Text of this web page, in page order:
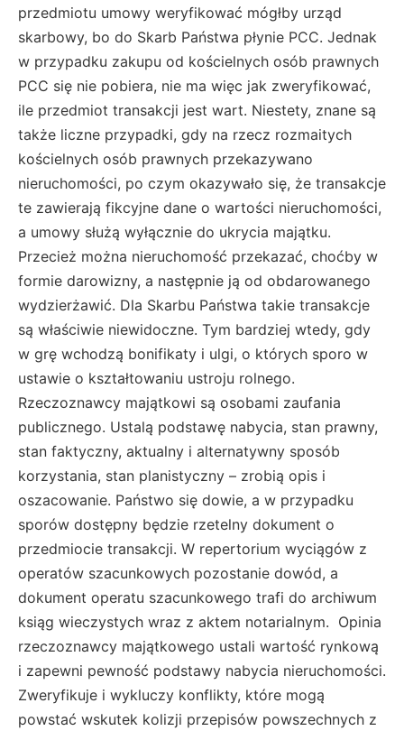
przedmiotu umowy weryfikować mógłby urząd
skarbowy, bo do Skarb Państwa płynie PCC. Jednak
w przypadku zakupu od kościelnych osób prawnych
PCC się nie pobiera, nie ma więc jak zweryfikować,
ile przedmiot transakcji jest wart. Niestety, znane są
także liczne przypadki, gdy na rzecz rozmaitych
kościelnych osób prawnych przekazywano
nieruchomości, po czym okazywało się, że transakcje
te zawierają fikcyjne dane o wartości nieruchomości,
a umowy służą wyłącznie do ukrycia majątku.
Przecież można nieruchomość przekazać, choćby w
formie darowizny, a następnie ją od obdarowanego
wydzierżawić. Dla Skarbu Państwa takie transakcje
są właściwie niewidoczne. Tym bardziej wtedy, gdy
w grę wchodzą bonifikaty i ulgi, o których sporo w
ustawie o kształtowaniu ustroju rolnego.
Rzeczoznawcy majątkowi są osobami zaufania
publicznego. Ustalą podstawę nabycia, stan prawny,
stan faktyczny, aktualny i alternatywny sposób
korzystania, stan planistyczny – zrobią opis i
oszacowanie. Państwo się dowie, a w przypadku
sporów dostępny będzie rzetelny dokument o
przedmiocie transakcji. W repertorium wyciągów z
operatów szacunkowych pozostanie dowód, a
dokument operatu szacunkowego trafi do archiwum
ksiąg wieczystych wraz z aktem notarialnym. Opinia
rzeczoznawcy majątkowego ustali wartość rynkową
i zapewni pewność podstawy nabycia nieruchomości.
Zweryfikuje i wykluczy konflikty, które mogą
powstać wskutek kolizji przepisów powszechnych z